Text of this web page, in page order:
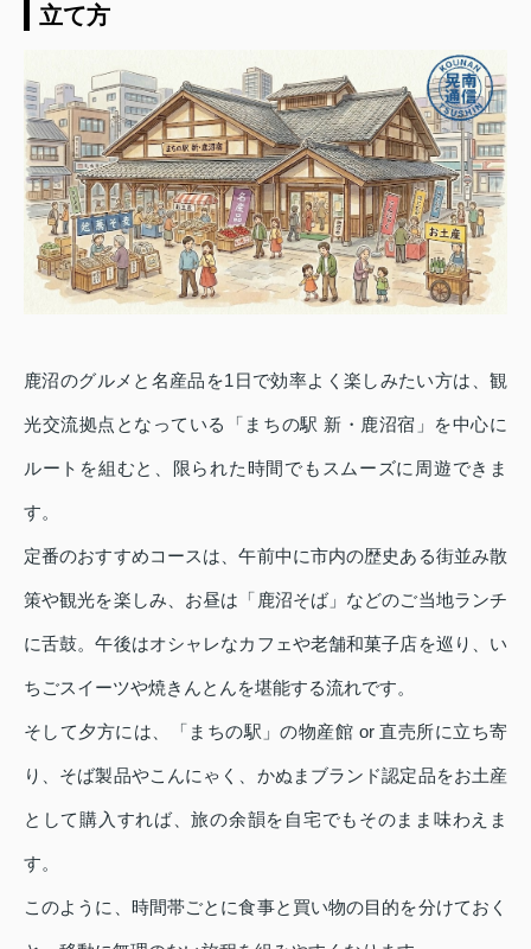
立て方
鹿沼のグルメと名産品を1日で効率よく楽しみたい方は、観
光交流拠点となっている「まちの駅 新・鹿沼宿」を中心に
ルートを組むと、限られた時間でもスムーズに周遊できま
す。
定番のおすすめコースは、午前中に市内の歴史ある街並み散
策や観光を楽しみ、お昼は「鹿沼そば」などのご当地ランチ
に舌鼓。午後はオシャレなカフェや老舗和菓子店を巡り、い
ちごスイーツや焼きんとんを堪能する流れです。
そして夕方には、「まちの駅」の物産館 or 直売所に立ち寄
り、そば製品やこんにゃく、かぬまブランド認定品をお土産
として購入すれば、旅の余韻を自宅でもそのまま味わえま
す。
このように、時間帯ごとに食事と買い物の目的を分けておく